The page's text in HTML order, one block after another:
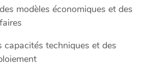
modèles économiques et des
capacités techniques et des